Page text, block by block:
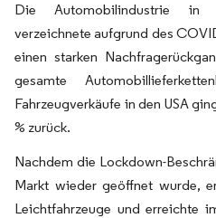
Die Automobilindustrie in
verzeichnete aufgrund des
einen starken
gesamte
Fahrzeugverkäufe in den USA
% zurück.
Nachdem die Lockdown-
Markt wieder geöffnet wurde,
Leichtfahrzeuge und erreichte